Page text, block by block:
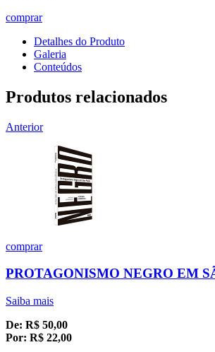
comprar
Detalhes do Produto
Galeria
Conteúdos
Produtos relacionados
Anterior
comprar
PROTAGONISMO NEGRO EM
Saiba mais
De: R$ 50,00
Por: R$ 22,00